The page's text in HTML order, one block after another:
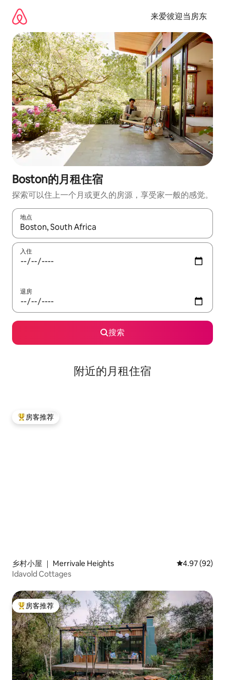
来爱彼迎当房东
Boston的月租住宿
探索可以住上一个月或更久的房源，享受家一般的感觉。
地点
如有搜索结果，请使用上下方向键查看，或通过点击或滑动手势
入住
退房
搜索
附近的月租住宿
热门「房客推荐」
房客推荐
乡村小屋 ｜ Merrivale Heights 平均评分
4.97 (92)
Idavold Cottages
热门「房客推荐」
房客推荐